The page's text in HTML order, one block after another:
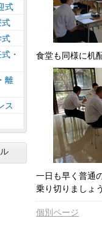
食堂も同様に机
一日も早く普通
乗り切りましょう
個別ページ
式
・
離
ス